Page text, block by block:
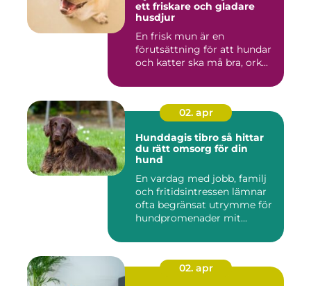
ett friskare och gladare
husdjur
En frisk mun är en
förutsättning för att hundar
och katter ska må bra, ork...
02. apr
Hunddagis tibro så hittar
du rätt omsorg för din
hund
En vardag med jobb, familj
och fritidsintressen lämnar
ofta begränsat utrymme för
hundpromenader mit...
02. apr